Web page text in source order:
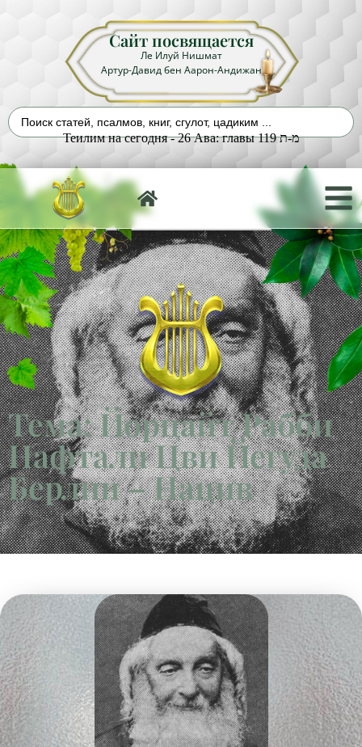
Сайт посвящается
Ле Илуй Нишмат
Артур-Давид бен Аарон-Андижан
Теилим на сегодня - 26 Ава: главы 119 מ-ת
Тема: Йорцайт Рабби
Нафтали Цви Йегуда
Берлин – Нацив